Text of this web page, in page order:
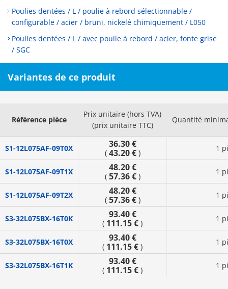
Poulies dentées / L / poulie à rebord sélectionnable /
configurable / acier / bruni, nickelé chimiquement / L050
Poulies dentées / L / avec poulie à rebord / acier, fonte grise
/ SGC
Variantes de ce produit
Référence pièce
Prix unitaire (hors TVA)
(prix unitaire TTC)
Quantité
S1-12L075AF-09T0X 36.30 €
( 43.20 €) 1
S1-12L075AF-09T1X 48.20 €
( 57.36 €) 1
S1-12L075AF-09T2X 48.20 €
( 57.36 €) 1
S3-32L075BX-16T0K 93.40 €
( 111.15 € ) 1
S3-32L075BX-16T0X 93.40 €
( 111.15 € ) 1
S3-32L075BX-16T1K 93.40 €
( 111.15 € ) 1